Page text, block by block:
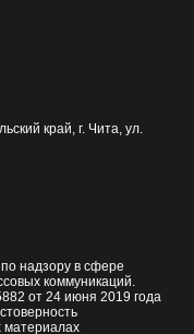
край, г. Чита, ул.
надзору в сфере
коммуникаций.
от 24 июня 2019 года